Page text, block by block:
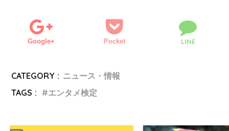
Google+ Pocket LINE
CATEGORY : ニュース・情報
TAGS :
エンタメ検定